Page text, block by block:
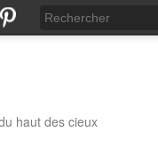
haut des cieux